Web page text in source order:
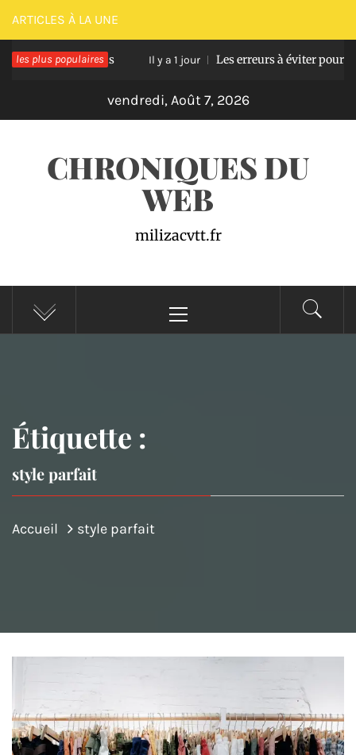
Passer
au
contenu
ARTICLES À LA UNE
les plus populaires
en bois Il y a 1 jour Les erreurs à éviter pour réussir
vendredi, Août 7, 2026
CHRONIQUES DU
WEB
milizacvtt.fr
principal
Étiquette :
style parfait
Accueil style parfait